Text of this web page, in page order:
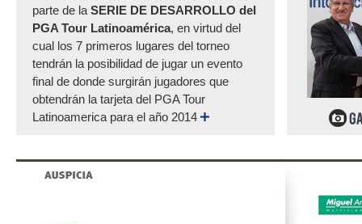
parte de la SERIE DE DESARROLLO del
PGA Tour Latinoamérica, en virtud del
cual los 7 primeros lugares del torneo
tendrán la posibilidad de jugar un evento
final de donde surgirán jugadores que
obtendrán la tarjeta del PGA Tour
Latinoamerica para el año 2014